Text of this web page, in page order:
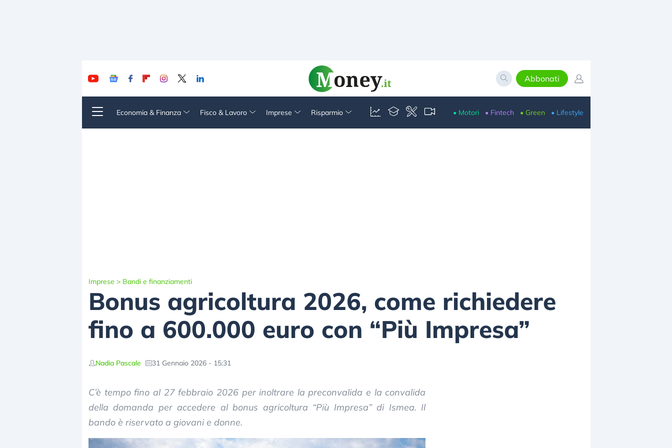
Abbonati
Economia & Finanza Fisco & Lavoro Imprese Risparmio • Motori • Fintech • Green • Lifestyle
Imprese > Bandi e finanziamenti
Bonus agricoltura 2026, come richiedere
fino a 600.000 euro con “Più Impresa”
Nadia Pascale 31 Gennaio 2026 - 15:31
C’è tempo fino al 27 febbraio 2026 per inoltrare la preconvalida e la convalida
della domanda per accedere al bonus agricoltura “Più Impresa” di Ismea. Il
bando è riservato a giovani e donne.